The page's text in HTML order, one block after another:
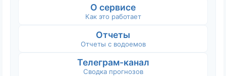
О сервисе
Как это работает
Отчеты
Отчеты с водоемов
Телеграм-канал
Сводка прогнозов